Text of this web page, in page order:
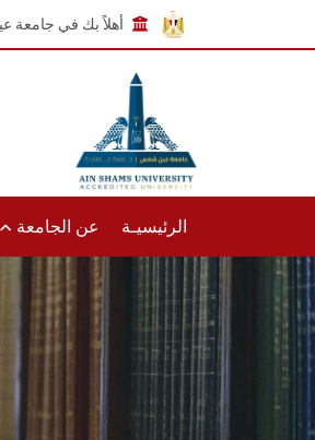
أهلاً بك في
الرئيسيـة عن الجامعة